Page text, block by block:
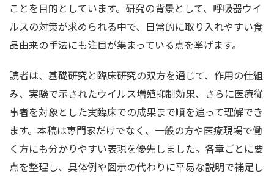
ことを目的としています。研究の背景として、呼吸器ウイ
ルスの対策が求められる中で、日常的に取り入れやすい食
品由来の手法にも注目が集まっている点を挙げます。
読者は、基礎研究と臨床研究の双方を通じて、作用の仕組
み、実験で示されたウイルス増殖抑制効果、さらに医療従
事者を対象とした実臨床での成果まで順を追って理解でき
ます。本稿は専門家だけでなく、一般の方や医療現場で働
く方にも分かりやすい表現を優先しました。各章ごとに要
点を整理し、具体例や図示の代わりに平易な説明で補足し